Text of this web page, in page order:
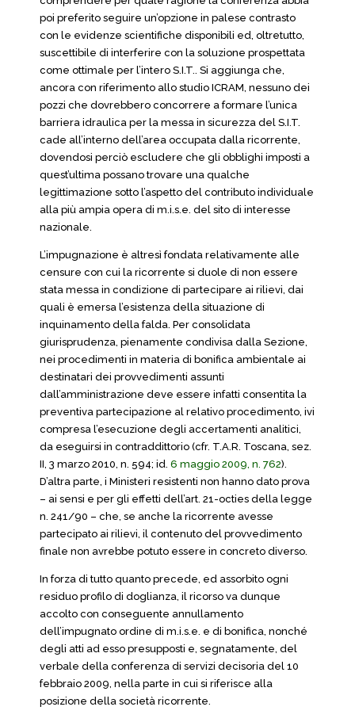
poi preferito seguire un’opzione in palese contrasto
con le evidenze scientifiche disponibili ed, oltretutto,
suscettibile di interferire con la soluzione prospettata
come ottimale per l’intero S.I.T.. Si aggiunga che,
ancora con riferimento allo studio ICRAM, nessuno dei
pozzi che dovrebbero concorrere a formare l’unica
barriera idraulica per la messa in sicurezza del S.I.T.
cade all’interno dell’area occupata dalla ricorrente,
dovendosi perciò escludere che gli obblighi imposti a
quest’ultima possano trovare una qualche
legittimazione sotto l’aspetto del contributo individuale
alla più ampia opera di m.i.s.e. del sito di interesse
nazionale.
L’impugnazione è altresì fondata relativamente alle
censure con cui la ricorrente si duole di non essere
stata messa in condizione di partecipare ai rilievi, dai
quali è emersa l’esistenza della situazione di
inquinamento della falda. Per consolidata
giurisprudenza, pienamente condivisa dalla Sezione,
nei procedimenti in materia di bonifica ambientale ai
destinatari dei provvedimenti assunti
dall’amministrazione deve essere infatti consentita la
preventiva partecipazione al relativo procedimento, ivi
compresa l’esecuzione degli accertamenti analitici,
da eseguirsi in contraddittorio (cfr. T.A.R. Toscana, sez.
II, 3 marzo 2010, n. 594; id. 6 maggio 2009, n. 762).
D’altra parte, i Ministeri resistenti non hanno dato prova
– ai sensi e per gli effetti dell’art. 21-octies della legge
n. 241/90 – che, se anche la ricorrente avesse
partecipato ai rilievi, il contenuto del provvedimento
finale non avrebbe potuto essere in concreto diverso.
In forza di tutto quanto precede, ed assorbito ogni
residuo profilo di doglianza, il ricorso va dunque
accolto con conseguente annullamento
dell’impugnato ordine di m.i.s.e. e di bonifica, nonché
degli atti ad esso presupposti e, segnatamente, del
verbale della conferenza di servizi decisoria del 10
febbraio 2009, nella parte in cui si riferisce alla
posizione della società ricorrente.